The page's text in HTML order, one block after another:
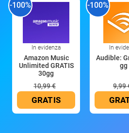
-100%
In evidenza
Amazon Music
Unlimited GRATIS
30gg
10,99 €
GRATIS
-100%
In
Audible:
gg
9,99